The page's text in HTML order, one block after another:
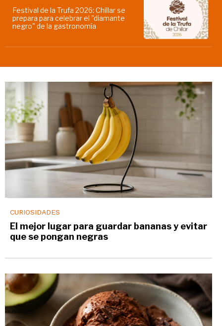
Festival de la Trufa 2026: Chillar se
prepara para celebrar el "diamante
negro" de la gastronomía
CURIOSIDADES
El mejor lugar para guardar bananas y evitar
que se pongan negras